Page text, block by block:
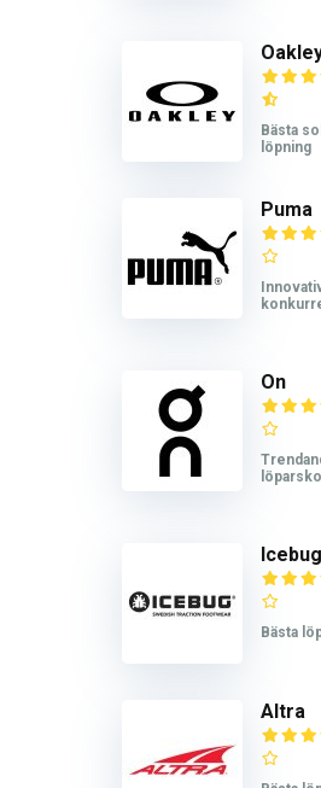
Bästa
löpning
Puma
On
Icebug
Bästa
Altra